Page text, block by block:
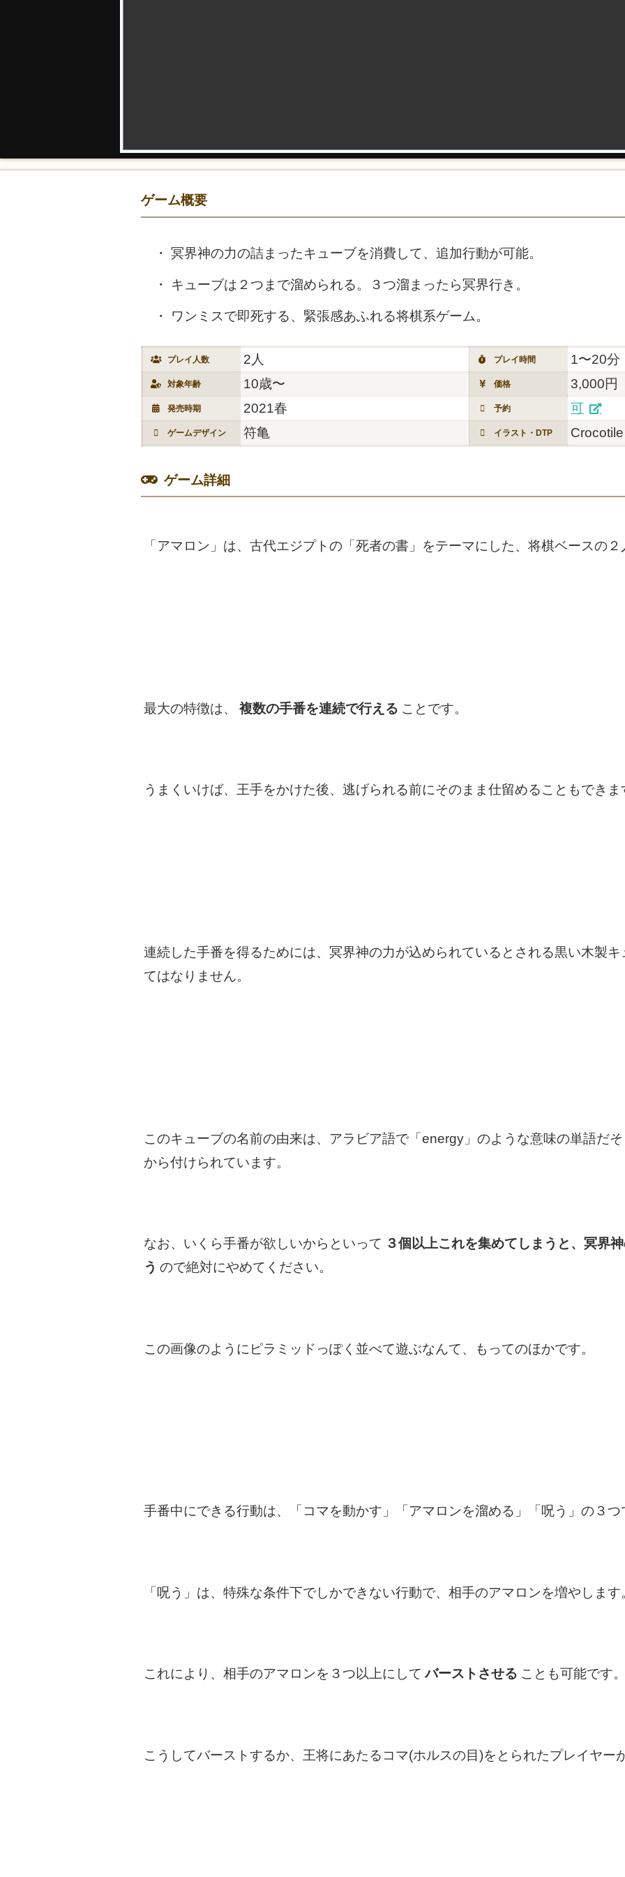
ゲーム概要
冥界神の力の詰まったキューブを消費して、追加行動が可能。
キューブは２つまで溜められる。３つ溜まったら冥界行き。
ワンミスで即死する、緊張感あふれる将棋系ゲーム。
プレイ人数 2人 プレイ時間 1〜20分
対象年齢 10歳〜 価格 3,000円
発売時期 2021春 予約 可
ゲームデザイン 符亀 イラスト・DTP Crocotile
ゲーム詳細
「アマロン」は、古代エジプトの「死者の書」をテーマにした、将棋ベースの
最大の特徴は、 複数の手番を連続で行える ことです。
うまくいけば、王手をかけた後、逃げられる前にそのまま仕留めることもできま
連続した手番を得るためには、冥界神の力が込められているとされる黒い木製
てはなりません。
このキューブの名前の由来は、アラビア語で「energy」のような意味の単語だ
から付けられています。
なお、いくら手番が欲しいからといって ３個以上これを集めてしまうと、冥界
う ので絶対にやめてください。
この画像のようにピラミッドっぽく並べて遊ぶなんて、もってのほかです。
手番中にできる行動は、「コマを動かす」「アマロンを溜める」「呪う」の３つ
「呪う」は、特殊な条件下でしかできない行動で、相手のアマロンを増やします
これにより、相手のアマロンを３つ以上にして バーストさせる ことも可能です
こうしてバーストするか、王将にあたるコマ(ホルスの目)をとられたプレイヤー